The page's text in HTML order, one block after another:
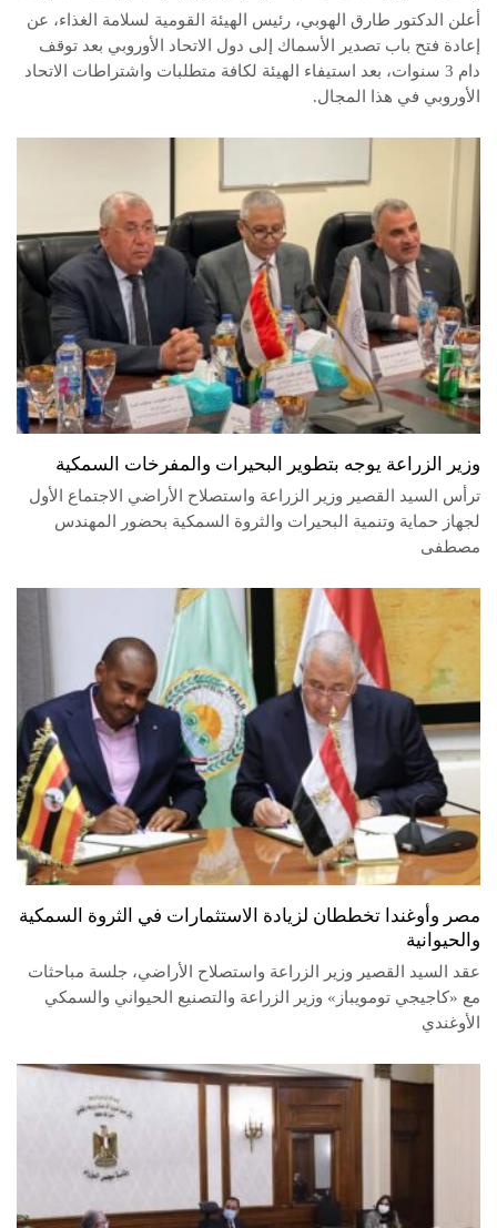
أعلن الدكتور طارق الهوبي، رئيس الهيئة القومية لسلامة الغذاء، عن
إعادة فتح باب تصدير الأسماك إلى دول الاتحاد الأوروبي بعد توقف
دام 3 سنوات، بعد استيفاء الهيئة لكافة متطلبات واشتراطات الاتحاد
الأوروبي في هذا المجال.
وزير الزراعة يوجه بتطوير البحيرات والمفرخات السمكية
ترأس السيد القصير وزير الزراعة واستصلاح الأراضي الاجتماع الأول
لجهاز حماية وتنمية البحيرات والثروة السمكية بحضور المهندس
مصطفى
مصر وأوغندا تخططان لزيادة الاستثمارات في الثروة السمكية
والحيوانية
عقد السيد القصير وزير الزراعة واستصلاح الأراضي، جلسة مباحثات
مع «كاجيجي تومويباز» وزير الزراعة والتصنيع الحيواني والسمكي
الأوغندي